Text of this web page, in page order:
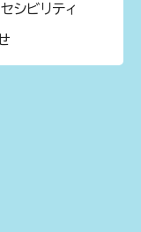
シビリティ